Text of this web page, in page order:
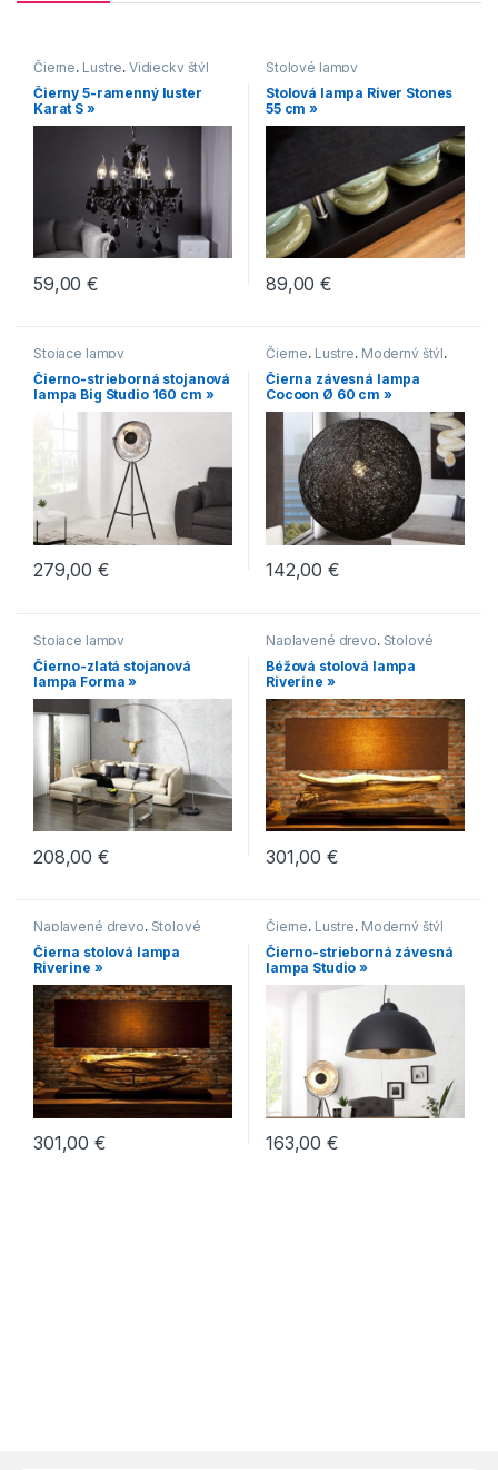
Čierne, Lustre, Vidiecky štýl
Čierny 5-ramenný luster
Karat S »
59,00€
Stolové lampy
Stolová lampa River Stones
55 cm »
89,00€
Stojace lampy
Čierno-strieborná stojanová
lampa Big Studio 160 cm »
279,00€
Čierne, Lustre, Moderný štýl,
Vidiecky štýl
Čierna závesná lampa
Cocoon Ø 60 cm »
142,00€
Stojace lampy
Čierno-zlatá stojanová
lampa Forma »
208,00€
Naplavené drevo, Stolové
lampy
Béžová stolová lampa
Riverine »
301,00€
Naplavené drevo, Stolové
lampy
Čierna stolová lampa
Riverine »
301,00€
Čierne, Lustre, Moderný štýl
Čierno-strieborná závesná
lampa Studio »
163,00€